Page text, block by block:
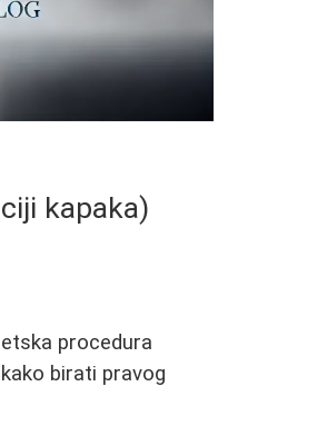
kapaka)
procedura
birati pravog